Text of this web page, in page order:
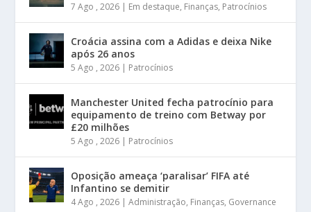
7 Ago , 2026 | Em destaque, Finanças, Patrocínios
Croácia assina com a Adidas e deixa Nike
após 26 anos
5 Ago , 2026 | Patrocínios
Manchester United fecha patrocínio para
equipamento de treino com Betway por
£20 milhões
5 Ago , 2026 | Patrocínios
Oposição ameaça ‘paralisar’ FIFA até
Infantino se demitir
4 Ago , 2026 |Administração, Finanças, Governance